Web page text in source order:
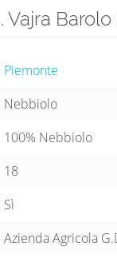
Vajra
Piemonte
Nebbiolo
100% Nebbiolo
18
Sì
Azienda Agricola